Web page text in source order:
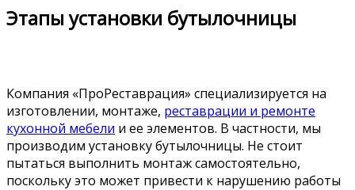
Этапы установки бутылочницы
Компания «ПроРеставрация» специализируется на
изготовлении, монтаже, реставрации и ремонте
кухонной мебели и ее элементов. В частности, мы
производим установку бутылочницы. Не стоит
пытаться выполнить монтаж самостоятельно,
поскольку это может привести к нарушению работы